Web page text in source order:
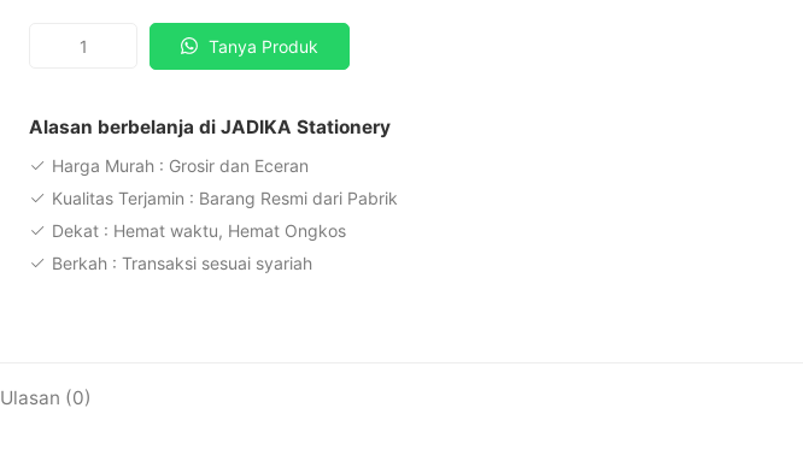
Meja
Tanya Produk
Alasan berbelanja di JADIKA Stationery
Harga Murah : Grosir dan Eceran
Kualitas Terjamin : Barang Resmi dari Pabrik
Dekat : Hemat waktu, Hemat Ongkos
Berkah : Transaksi sesuai syariah
Ulasan (0)